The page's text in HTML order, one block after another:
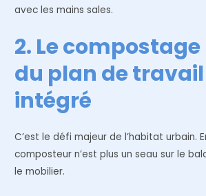
avec les mains sales.
2. Le
du plan de
intégré
C’est le défi majeur de l’habitat urbain.
composteur n’est plus un seau sur le
le mobilier.